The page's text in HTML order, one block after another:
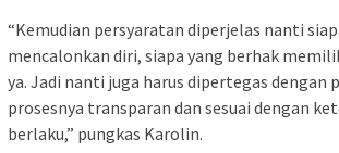
“Kemudian persyaratan diperjelas nanti
mencalonkan diri, siapa yang berhak
ya. Jadi nanti juga harus dipertegas dengan
prosesnya transparan dan sesuai dengan
berlaku,” pungkas Karolin.